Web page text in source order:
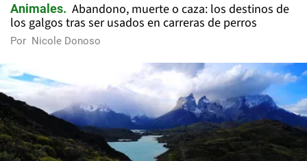
Animales
Abandono, muerte o caza: los destinos de
los galgos tras ser usados en carreras de perros
Por Nicole Donoso